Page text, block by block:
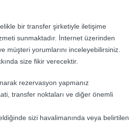
bir transfer şirketiyle iletişime
sunmaktadır. İnternet üzerinden
müşteri yorumlarını inceleyebilirsiniz.
size fikir verecektir.
rezervasyon yapmanız
transfer noktaları ve diğer önemli
sizi havalimanında veya belirtilen